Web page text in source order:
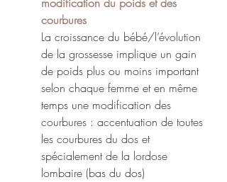
modification du poids et des
courbures
La croissance du bébé/l’évolution
de la grossesse implique un gain
de poids plus ou moins important
selon chaque femme et en même
temps une modification des
courbures : accentuation de toutes
les courbures du dos et
spécialement de la lordose
lombaire (bas du dos)